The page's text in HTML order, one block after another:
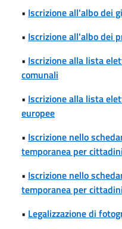
• Iscrizione all'albo dei
• Iscrizione all'albo dei
• Iscrizione alla lista
comunali
• Iscrizione alla lista
europee
• Iscrizione nello
temporanea per
• Iscrizione nello
temporanea per
• Legalizzazione di